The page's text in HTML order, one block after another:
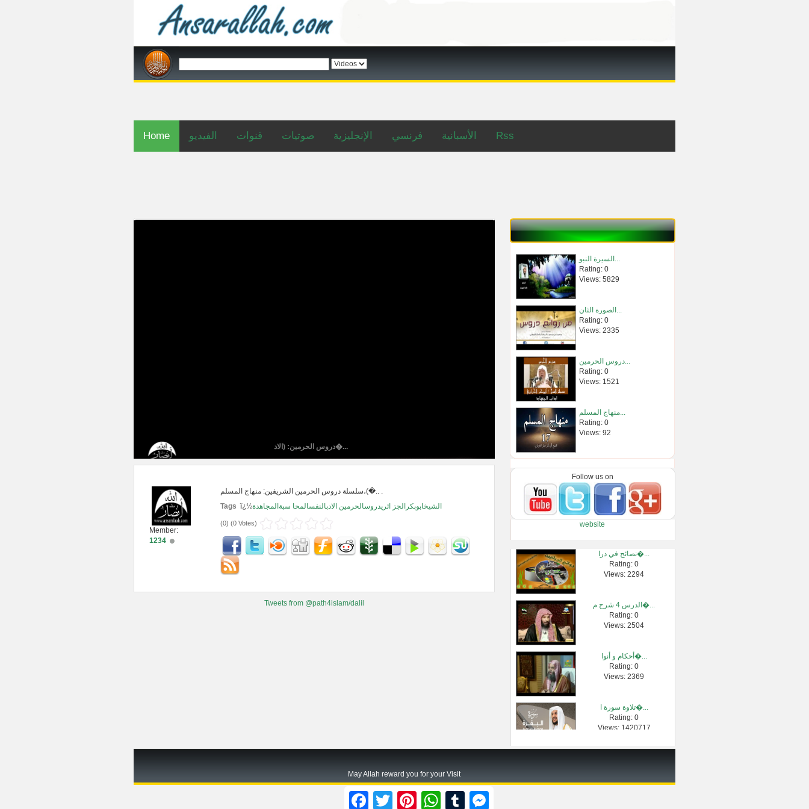
Home الفيديو قنوات صوتيات الإنجليزية فرنسي الأسبانية Rss
دروس الحرمين: (الاد�...
Member:
1234
سلسلة دروس الحرمين الشريفين: منهاج المسلم،(�.. .
Tags ï¿½الشيخابوبكرالجز ائريدروسالحرمين الادبالنفسالمحا سبةالمجاهدة
(0) (0 Votes)
Tweets from @path4islam/dalil
السيرة النبو...
Rating: 0
Views: 5829
الصورة الثان...
Rating: 0
Views: 2335
دروس الحرمين...
Rating: 0
Views: 1521
منهاج المسلم...
Rating: 0
Views: 92
Rating: 0
Views: 1382
وصايا في شهر ...
Rating: 0
اول صلاة الت�...
Rating: 0
خطر الإباحية...
Rating: 0
تواضع الشيخ �...
Rating: 0
هذه حالة الد�...
Rating: 0
Follow us on
website
نصائح في درا�...
Rating: 0
Views: 2294
الدرس 4 شرح م�...
Rating: 0
Views: 2504
أحكام و أنوا�...
Rating: 0
Views: 2369
تلاوة سورة ا�...
Rating: 0
Views: 1420717
May Allah reward you for your Visit
FacebookTwitter Pinterest WhatsAppTumblr